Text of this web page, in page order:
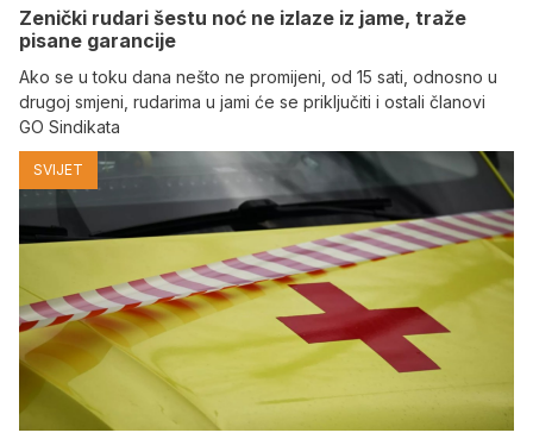
Zenički rudari šestu noć ne izlaze iz jame, traže
pisane garancije
Ako se u toku dana nešto ne promijeni, od 15 sati, odnosno u
drugoj smjeni, rudarima u jami će se priključiti i ostali članovi
GO Sindikata
SVIJET